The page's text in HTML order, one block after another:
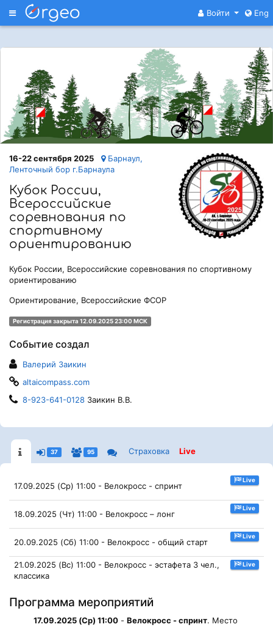
Меню Войти Eng
16-22 сентября 2025
Барнаул,
Ленточный бор г.Барнаула
Кубок России,
Всероссийские
соревнования по
спортивному
ориентированию
Кубок России, Всероссийские соревнования по спортивному
ориентированию
Ориентирование, Всероссийские ФСОР
Регистрация закрыта 12.09.2025 23:00 МСК
Событие создал
Валерий Заикин
altaicompass.com
8-923-641-0128 Заикин В.В.
37 95 Страховка Live
17.09.2025 (Ср) 11:00 - Велокросс - спринт
Live
18.09.2025 (Чт) 11:00 - Велокросс – лонг
Live
20.09.2025 (Сб) 11:00 - Велокросс - общий старт
Live
21.09.2025 (Вс) 11:00 - Велокросс - эстафета 3 чел.,
классика
Live
Программа мероприятий
17.09.2025 (Ср) 11:00 - Велокросс - спринт. Место